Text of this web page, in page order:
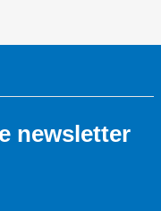
newsletter